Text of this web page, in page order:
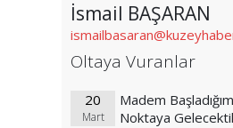
İsmail BAŞARAN
Oltaya Vuranlar
20
Mart
Madem
Noktaya